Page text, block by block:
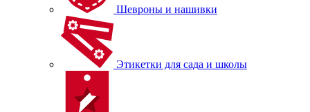
Шевроны и нашивки
Этикетки для сада и школы